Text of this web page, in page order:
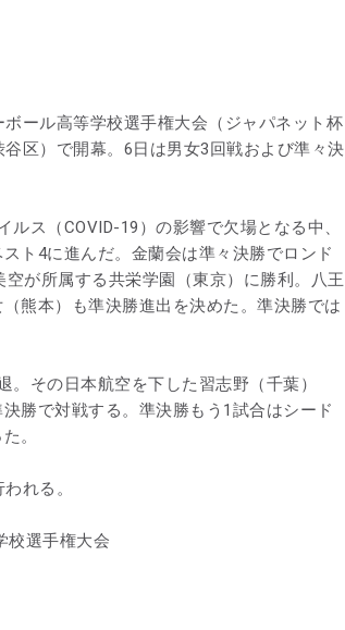
ール高等学校選手権大会（ジャパネット杯
区）で開幕。6日は男女3回戦および準々決
ス（COVID-19）の影響で欠場となる中、
ト4に進んだ。金蘭会は準々決勝でロンド
が所属する共栄学園（東京）に勝利。八王
熊本）も準決勝進出を決めた。準決勝では
その日本航空を下した習志野（千葉）
勝で対戦する。準決勝もう1試合はシード
。
れる。
校選手権大会